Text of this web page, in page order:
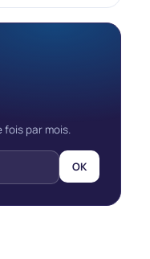
fois par mois.
OK